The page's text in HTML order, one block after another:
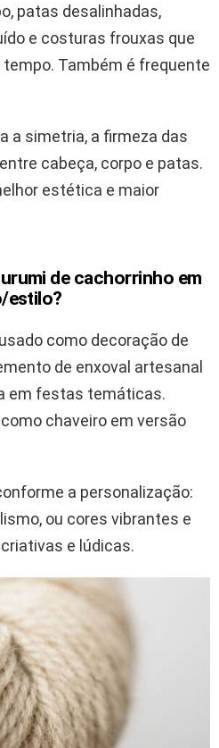
patas desalinhadas,
e costuras frouxas que
Também é frequente
a simetria, a firmeza das
cabeça, corpo e patas.
estética e maior
de cachorrinho em
estilo?
como decoração de
de enxoval artesanal
em festas temáticas.
chaveiro em versão
a personalização:
ou cores vibrantes e
e lúdicas.